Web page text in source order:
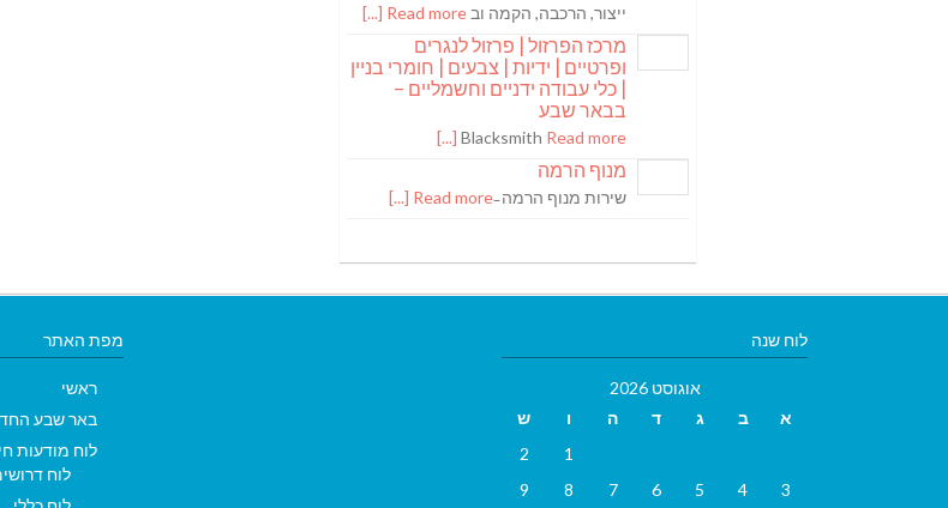
ייצור, הרכבה, הקמה וב Read more [...]
מרכז הפרזול | פרזול לנגרים
ופרטיים | ידיות | צבעים | חומרי בניין
| כלי עבודה ידניים וחשמליים –
בבאר שבע
Blacksmith Read more [...]
מנוף הרמה
שירות מנוף הרמה ̵Read more [...]
מפת האתר
ראשי
באר שבע
לוח מודעות
לוח
לוח שנה
אוגוסט 2026
א
ב ג ד ה ו
ש
1
2
3
4
5
6
7
8
9